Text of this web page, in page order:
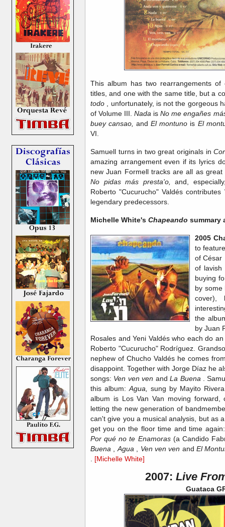
This album has two rearrangements
titles, and one with the same title, but a
todo , unfortunately, is not the gorgeous
of Volume III.Nada isNo me engañes
buey cansao,andEl montuno is El
VI.
Samuell turns in two great originals in
amazing arrangement even if its lyrics
new Juan Formell tracks are all as
No pidas más presta'o, and,
Roberto "Cucurucho" Valdés contributes
legendary predecessors.
Michelle White's Chapeando summary
2005
to
of César
of lavish
buying
by some
cover),
the
by Juan
Rosales and Yeni Valdés who each do
Roberto "Cucurucho" Rodríguez.
nephew of Chucho Valdés he comes
disappoint. Together with Jorge Díaz he
songs: Ven ven ven andLa Buena .
this album: Agua,
sung by Mayito
album is Los Van Van moving
letting the new generation of
can't give you a musical analysis, but as
get you on the floor time and time
Por qué no te Enamoras(a Candido
Buena
Agua Ven ven ven and El
[Michelle White]
2007: Live
Guataca